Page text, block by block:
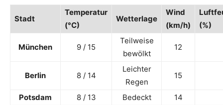
Stadt
Temperatur
(°C)
Wetterlage
Wind
(km/h)
(%)
München 9 / 15
Teilweise
bewölkt
12
Berlin 8 / 14
Leichter
Regen
15
Potsdam 8 / 13 Bedeckt
14